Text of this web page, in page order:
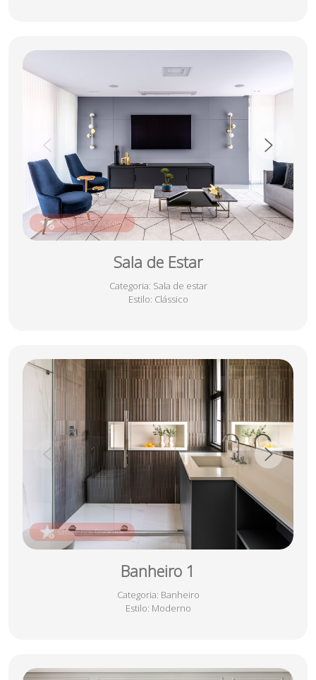
Sala de Estar
Categoria: Sala de estar
Estilo: Clássico
salvar nos favoritos
Banheiro 1
Categoria: Banheiro
Estilo: Moderno
salvar nos favoritos